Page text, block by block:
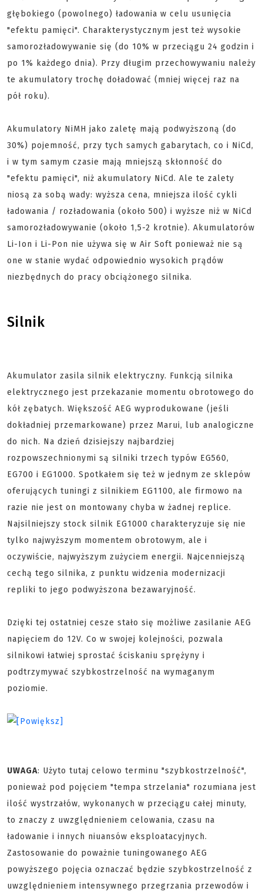
głębokiego (powolnego) ładowania w celu usunięcia
"efektu pamięci". Charakterystycznym jest też wysokie
samorozładowywanie się (do 10% w przeciągu 24 godzin i
po 1% każdego dnia). Przy długim przechowywaniu należy
te akumulatory trochę doładować (mniej więcej raz na
pół roku).
Akumulatory NiMH jako zaletę mają podwyższoną (do
30%) pojemność, przy tych samych gabarytach, co i NiCd,
i w tym samym czasie mają mniejszą skłonność do
"efektu pamięci", niż akumulatory NiCd. Ale te zalety
niosą za sobą wady: wyższa cena, mniejsza ilość cykli
ładowania / rozładowania (około 500) i wyższe niż w NiCd
samorozładowywanie (około 1,5-2 krotnie). Akumulatorów
Li-Ion i Li-Pon nie używa się w Air Soft ponieważ nie są
one w stanie wydać odpowiednio wysokich prądów
niezbędnych do pracy obciążonego silnika.
Silnik
Akumulator zasila silnik elektryczny. Funkcją silnika
elektrycznego jest przekazanie momentu obrotowego do
kół zębatych. Większość AEG wyprodukowane (jeśli
dokładniej przemarkowane) przez Marui, lub analogiczne
do nich. Na dzień dzisiejszy najbardziej
rozpowszechnionymi są silniki trzech typów EG560,
EG700 i EG1000. Spotkałem się też w jednym ze sklepów
oferujących tuningi z silnikiem EG1100, ale firmowo na
razie nie jest on montowany chyba w żadnej replice.
Najsilniejszy stock silnik EG1000 charakteryzuje się nie
tylko najwyższym momentem obrotowym, ale i
oczywiście, najwyższym zużyciem energii. Najcenniejszą
cechą tego silnika, z punktu widzenia modernizacji
repliki to jego podwyższona bezawaryjność.
Dzięki tej ostatniej cesze stało się możliwe zasilanie AEG
napięciem do 12V. Co w swojej kolejności, pozwala
silnikowi łatwiej sprostać ściskaniu sprężyny i
podtrzymywać szybkostrzelność na wymaganym
poziomie.
UWAGA: Użyto tutaj celowo terminu "szybkostrzelność",
ponieważ pod pojęciem "tempa strzelania" rozumiana jest
ilość wystrzałów, wykonanych w przeciągu całej minuty,
to znaczy z uwzględnieniem celowania, czasu na
ładowanie i innych niuansów eksploatacyjnych.
Zastosowanie do poważnie tuningowanego AEG
powyższego pojęcia oznaczać będzie szybkostrzelność z
uwzględnieniem intensywnego przegrzania przewodów i